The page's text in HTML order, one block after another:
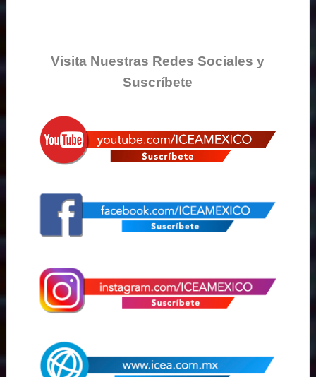
Visita Nuestras Redes Sociales y
Suscríbete